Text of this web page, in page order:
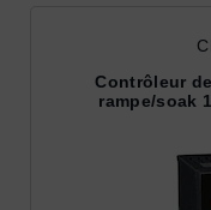
Contrôleur
rampe/soak